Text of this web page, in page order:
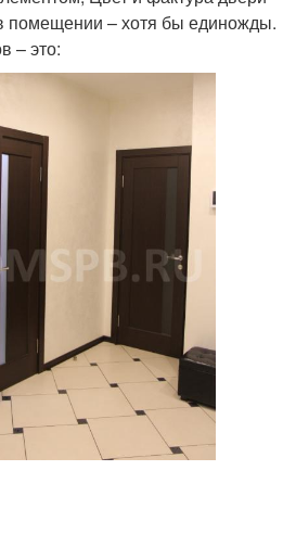
помещении – хотя бы единожды.
– это: